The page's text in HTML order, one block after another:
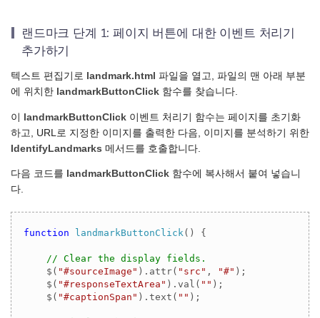
랜드마크 단계 1: 페이지 버튼에 대한 이벤트 처리기
추가하기
텍스트 편집기로 landmark.html 파일을 열고, 파일의 맨 아래 부분
에 위치한 landmarkButtonClick 함수를 찾습니다.
이 landmarkButtonClick 이벤트 처리기 함수는 페이지를 초기화
하고, URL로 지정한 이미지를 출력한 다음, 이미지를 분석하기 위한
IdentifyLandmarks 메서드를 호출합니다.
다음 코드를 landmarkButtonClick 함수에 복사해서 붙여 넣습니
다.
function landmarkButtonClick( ) {
// Clear the display fields.
    $(
"#sourceImage" ).attr( "src" , "#" );
    $(
"#responseTextArea" ).val( "" );
    $(
"#captionSpan" ).text( "" );